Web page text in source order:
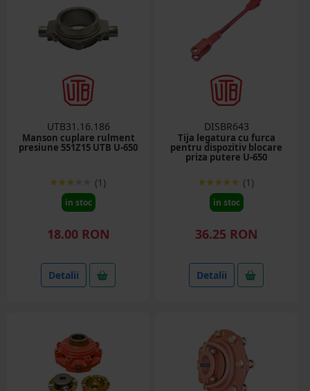
UTB31.16.186
Manson cuplare rulment
presiune 551Z15 UTB U-650
(1)
in stoc
18.00 RON
Detalii
DISBR643
Tija legatura cu furca
pentru dispozitiv blocare
priza putere U-650
(1)
in stoc
36.25 RON
Detalii